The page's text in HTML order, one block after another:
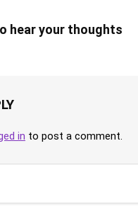
hear your thoughts
in to post a comment.